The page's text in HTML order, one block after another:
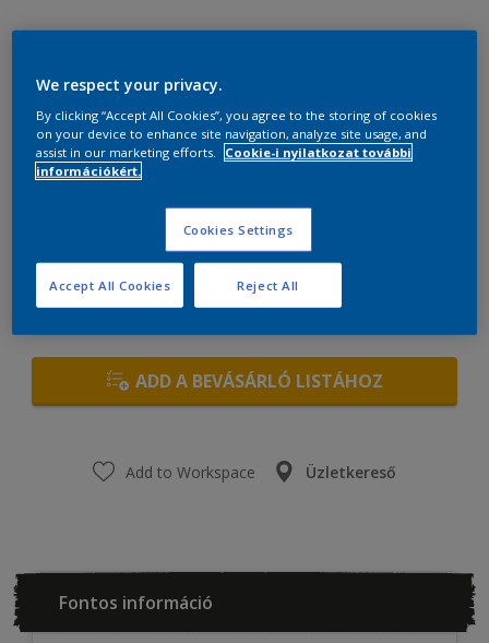
30BG 64/072
Méret
mennyiség Festékalkulátor
KISZÁMÍT
ADD A BEVÁSÁRLÓ LISTÁHOZ
Add to Workspace Üzletkereső
Fontos információ
We respect your privacy.
By clicking “Accept All Cookies”, you agree to the storing of cookies
on your device to enhance site navigation, analyze site usage, and
assist in our marketing efforts.
Cookie-i nyilatkozat további
információkért.
Cookies Settings
Reject All
Accept All Cookies